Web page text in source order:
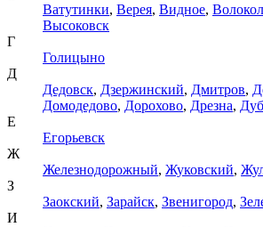
Ватутинки, Верея, Видное,
Высоковск
Г
Голицыно
Д
Дедовск, Дзержинский, Дмитров,
Домодедово, Дорохово, Дрезна,
Е
Егорьевск
Ж
Железнодорожный, Жуковский,
З
Заокский, Зарайск, Звенигород,
И